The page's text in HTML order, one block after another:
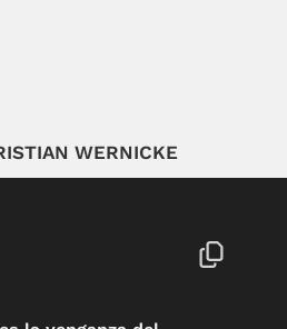
WERNICKE